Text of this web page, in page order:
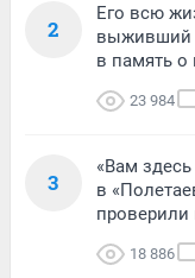
2
Его всю
выживший
в память о
23 984
3
«Вам
в
проверили
18 886